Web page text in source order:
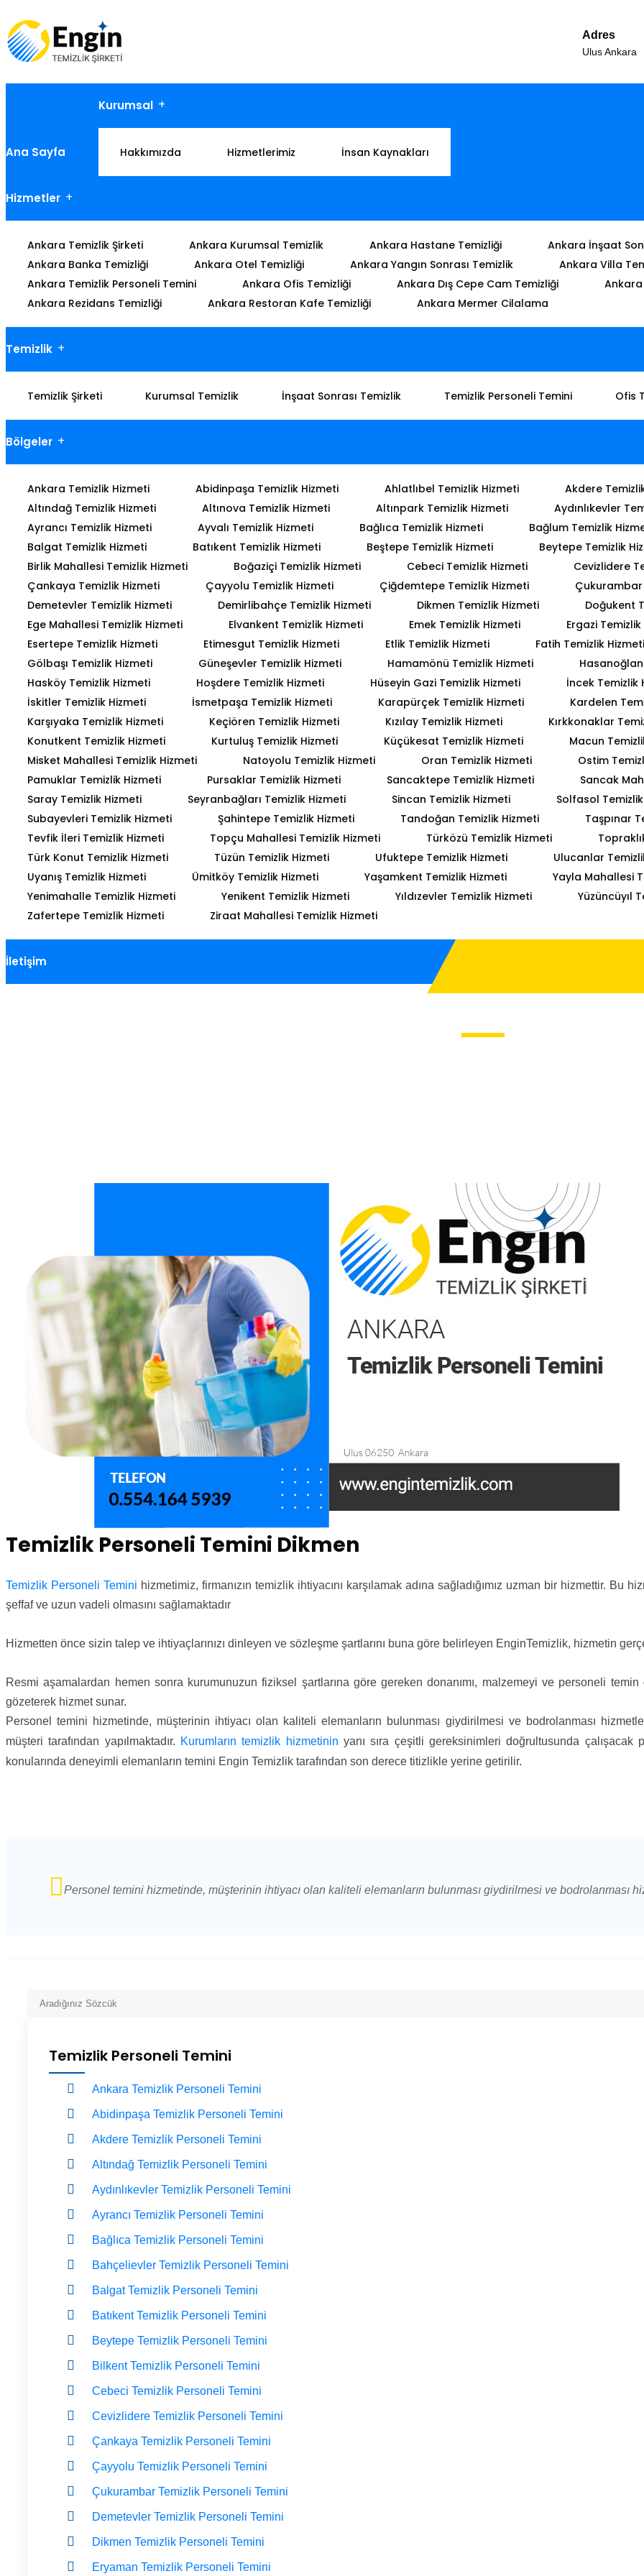
Adres
Ulus Ankara
Ana Sayfa
Kurumsal
Hakkımızda Hizmetlerimiz İnsan Kaynakları
Hizmetler
Ankara Temizlik Şirketi Ankara Kurumsal Temizlik Ankara Hastane Temizliği Ankara İnşaat
Ankara Banka Temizliği
Ankara Otel Temizliği Ankara Yangın Sonrası Temizlik
Ankara Villa
Ankara Temizlik Personeli Temini
Ankara Ofis Temizliği Ankara Dış Cepe Cam Temizliği
Ankara
Ankara Rezidans Temizliği
Ankara Restoran Kafe Temizliği Ankara Mermer Cilalama
Temizlik
Temizlik Şirketi Kurumsal Temizlik İnşaat Sonrası Temizlik Temizlik Personeli Temini Ofis
Bölgeler
Ankara Temizlik Hizmeti Abidinpaşa Temizlik Hizmeti Ahlatlıbel Temizlik Hizmeti Akdere
Altındağ Temizlik Hizmeti
Altınova Temizlik Hizmeti Altınpark Temizlik Hizmeti
Aydınlıkevler
Ayrancı Temizlik Hizmeti
Ayvalı Temizlik Hizmeti Bağlıca Temizlik Hizmeti Bağlum Temizlik
Balgat Temizlik Hizmeti
Batıkent Temizlik Hizmeti Beştepe Temizlik Hizmeti Beytepe Temizlik
Birlik Mahallesi Temizlik Hizmeti
Boğaziçi Temizlik Hizmeti Cebeci Temizlik Hizmeti
Cevizlidere
Çankaya Temizlik Hizmeti
Çayyolu Temizlik Hizmeti Çiğdemtepe Temizlik Hizmeti
Çukurambar
Demetevler Temizlik Hizmeti
Demirlibahçe Temizlik Hizmeti Dikmen Temizlik Hizmeti
Doğukent
Ege Mahallesi Temizlik Hizmeti
Elvankent Temizlik Hizmeti Emek Temizlik Hizmeti Ergazi
Esertepe Temizlik Hizmeti
Etimesgut Temizlik Hizmeti Etlik Temizlik Hizmeti Fatih Temizlik Hizmeti
Gölbaşı Temizlik Hizmeti
Güneşevler Temizlik Hizmeti Hamamönü Temizlik Hizmeti
Hasköy Temizlik Hizmeti
Hoşdere Temizlik Hizmeti Hüseyin Gazi Temizlik Hizmeti İncek Temizlik
İskitler Temizlik Hizmeti
İsmetpaşa Temizlik Hizmeti Karapürçek Temizlik Hizmeti
Kardelen
Karşıyaka Temizlik Hizmeti
Keçiören Temizlik Hizmeti Kızılay Temizlik Hizmeti Kırkkonaklar
Konutkent Temizlik Hizmeti
Kurtuluş Temizlik Hizmeti Küçükesat Temizlik Hizmeti Macun
Misket Mahallesi Temizlik Hizmeti
Natoyolu Temizlik Hizmeti Oran Temizlik Hizmeti Ostim
Pamuklar Temizlik Hizmeti
Pursaklar Temizlik Hizmeti Sancaktepe Temizlik Hizmeti
Sancak
Saray Temizlik Hizmeti
Seyranbağları Temizlik Hizmeti Sincan Temizlik Hizmeti
Solfasol
Subayevleri Temizlik Hizmeti
Şahintepe Temizlik Hizmeti Tandoğan Temizlik Hizmeti
Taşpınar
Tevfik İleri Temizlik Hizmeti
Topçu Mahallesi Temizlik Hizmeti Türközü Temizlik Hizmeti
Türk Konut Temizlik Hizmeti
Tüzün Temizlik Hizmeti Ufuktepe Temizlik Hizmeti Ulucanlar
Uyanış Temizlik Hizmeti
Ümitköy Temizlik Hizmeti Yaşamkent Temizlik Hizmeti
Yayla Mahallesi
Yenimahalle Temizlik Hizmeti
Yenikent Temizlik Hizmeti Yıldızevler Temizlik Hizmeti
Yüzüncüyıl
Zafertepe Temizlik Hizmeti
Ziraat Mahallesi Temizlik Hizmeti
İletişim
Temizlik Personeli Temini Dikmen
Temizlik Personeli Temini hizmetimiz, firmanızın temizlik ihtiyacını karşılamak adına sağladığımız uzman bir hizmettir. Bu
şeffaf ve uzun vadeli olmasını sağlamaktadır
Hizmetten önce sizin talep ve ihtiyaçlarınızı dinleyen ve sözleşme şartlarını buna göre belirleyen EnginTemizlik, hizmetin
Resmi aşamalardan hemen sonra kurumunuzun fiziksel şartlarına göre gereken donanımı, malzemeyi ve personeli temin
gözeterek hizmet sunar.
Personel temini hizmetinde, müşterinin ihtiyacı olan kaliteli elemanların bulunması giydirilmesi ve bodrolanması
müşteri tarafından yapılmaktadır. Kurumların temizlik hizmetinin yanı sıra çeşitli gereksinimleri doğrultusunda
konularında deneyimli elemanların temini Engin Temizlik tarafından son derece titizlikle yerine getirilir.
Personel temini hizmetinde, müşterinin ihtiyacı olan kaliteli elemanların bulunması giydirilmesi ve bodrolanması
Temizlik Personeli Temini
Ankara Temizlik Personeli Temini
Abidinpaşa Temizlik Personeli Temini
Akdere Temizlik Personeli Temini
Altındağ Temizlik Personeli Temini
Aydınlıkevler Temizlik Personeli Temini
Ayrancı Temizlik Personeli Temini
Bağlıca Temizlik Personeli Temini
Bahçelievler Temizlik Personeli Temini
Balgat Temizlik Personeli Temini
Batıkent Temizlik Personeli Temini
Beytepe Temizlik Personeli Temini
Bilkent Temizlik Personeli Temini
Cebeci Temizlik Personeli Temini
Cevizlidere Temizlik Personeli Temini
Çankaya Temizlik Personeli Temini
Çayyolu Temizlik Personeli Temini
Çukurambar Temizlik Personeli Temini
Demetevler Temizlik Personeli Temini
Dikmen Temizlik Personeli Temini
Eryaman Temizlik Personeli Temini